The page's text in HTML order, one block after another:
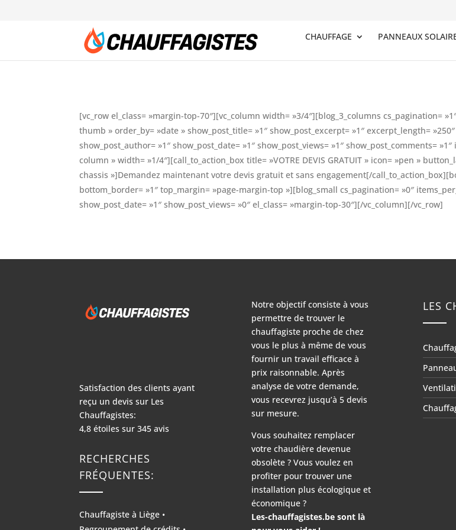
CHAUFFAGE PANNEAUX
[vc_row el_class= »margin-top-70″][vc_column width= »3/4″][blog_3_columns cs_pagination=
thumb » order_by= »date » show_post_title= »1″ show_post_excerpt= »1″ excerpt_length=
show_post_author= »1″ show_post_date= »1″ show_post_views= »1″ show_post_comments=
column » width= »1/4″][call_to_action_box title= »VOTRE DEVIS GRATUIT » icon= »pen »
chassis »]Demandez maintenant votre devis gratuit et sans engagement[/
bottom_border= »1″ top_margin= »page-margin-top »][blog_small cs_pagination= »0″
show_post_date= »1″ show_post_views= »0″ el_class= »margin-top-30″][/vc_column][/vc_row]
Satisfaction des clients ayant
reçu un devis sur Les
Chauffagistes:
4,8 étoiles sur345 avis
RECHERCHES
FRÉQUENTES:
Chauffagiste à Liège •
Notre objectif consiste à vous
permettre de trouver le
chauffagiste proche de chez
vous le plus à même de vous
fournir un travail efficace à
prix raisonnable. Après
analyse de votre demande,
vous recevrez jusqu’à 5 devis
sur mesure.
Vous souhaitez remplacer
votre chaudière devenue
obsolète ? Vous voulez en
profiter pour trouver une
installation plus écologique et
économique ?
Les-chauffagistes.be sont là
LES